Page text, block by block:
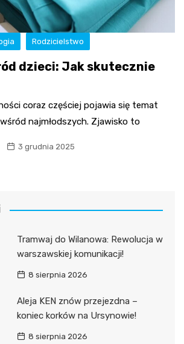
Rodzicielstwo
dzieci: Jak skutecznie
coraz częściej pojawia się temat
najmłodszych. Zjawisko to
3 grudnia 2025
Tramwaj do Wilanowa: Rewolucja w
warszawskiej komunikacji!
8 sierpnia 2026
Aleja KEN znów przejezdna –
koniec korków na Ursynowie!
8 sierpnia 2026